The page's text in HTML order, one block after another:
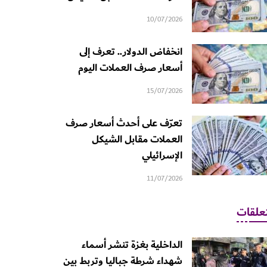
10/07/2026
انخفاض الدولار.. تعرف إلى
أسعار صرف العملات اليوم
15/07/2026
تعرّف على أحدث أسعار صرف
العملات مقابل الشيكل
الإسرائيلي
11/07/2026
الداخلية بغزة تنشر أسماء
شهداء شرطة جباليا وتربط بين